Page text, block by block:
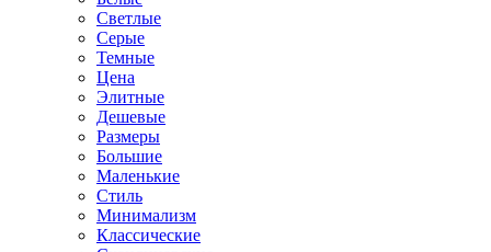
Светлые
Серые
Темные
Цена
Элитные
Дешевые
Размеры
Большие
Маленькие
Стиль
Минимализм
Классические